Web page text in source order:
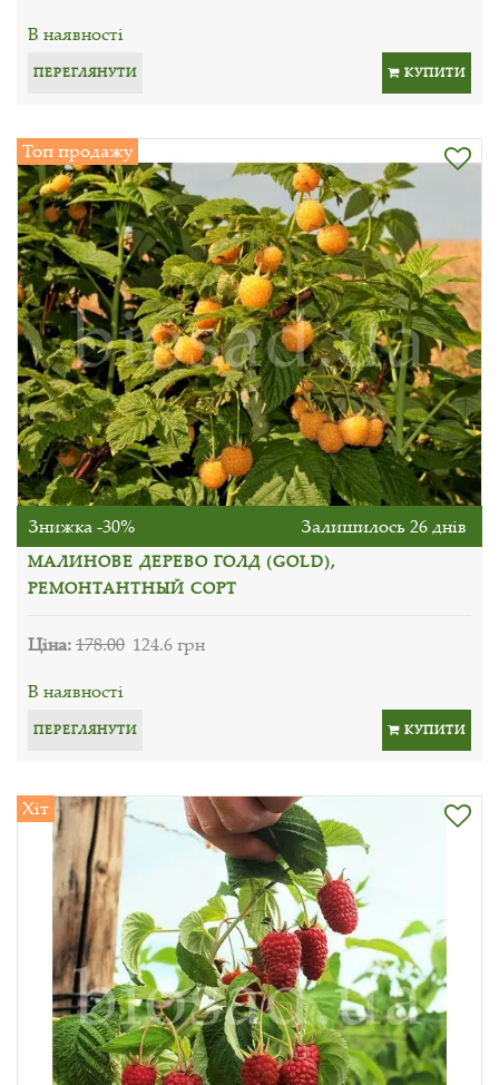
В наявності
ПЕРЕГЛЯНУТИ КУПИТИ
Топ продажу
Знижка -30% Залишилось 26 днів
МАЛИНОВЕ ДЕРЕВО ГОЛД (GOLD),
РЕМОНТАНТНЫЙ СОРТ
Ціна:178.00 124.6 грн
В наявності
ПЕРЕГЛЯНУТИ КУПИТИ
Хіт